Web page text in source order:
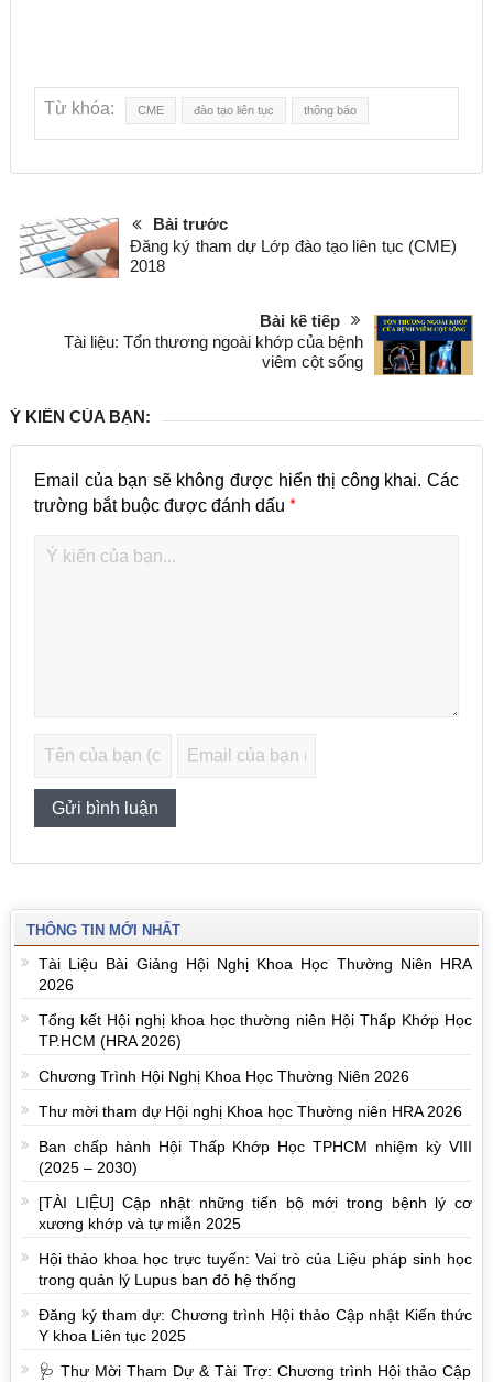
Từ khóa: CME đào tạo liên tục thông báo
Bài trước
Đăng ký tham dự Lớp đào tạo liên tục (CME)
2018
Bài kế tiếp
Tài liệu: Tổn thương ngoài khớp của bệnh
viêm cột sống
Ý KIẾN CỦA BẠN:
Email của bạn sẽ không được hiển thị công khai. Các
trường bắt buộc được đánh dấu *
THÔNG TIN MỚI NHẤT
Tài Liệu Bài Giảng Hội Nghị Khoa Học Thường Niên HRA
2026
Tổng kết Hội nghị khoa học thường niên Hội Thấp Khớp Học
TP.HCM (HRA 2026)
Chương Trình Hội Nghị Khoa Học Thường Niên 2026
Thư mời tham dự Hội nghị Khoa học Thường niên HRA 2026
Ban chấp hành Hội Thấp Khớp Học TPHCM nhiệm kỳ VIII
(2025 – 2030)
[TÀI LIỆU] Cập nhật những tiến bộ mới trong bệnh lý cơ
xương khớp và tự miễn 2025
Hội thảo khoa học trực tuyến: Vai trò của Liệu pháp sinh học
trong quản lý Lupus ban đỏ hệ thống
Đăng ký tham dự: Chương trình Hội thảo Cập nhật Kiến thức
Y khoa Liên tục 2025
🩺 Thư Mời Tham Dự & Tài Trợ: Chương trình Hội thảo Cập